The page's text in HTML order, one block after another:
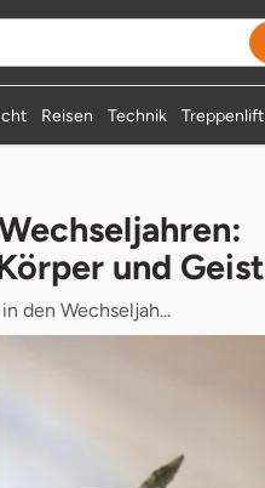
Reisen Technik Treppenlift
und Geist
den Wechseljah...